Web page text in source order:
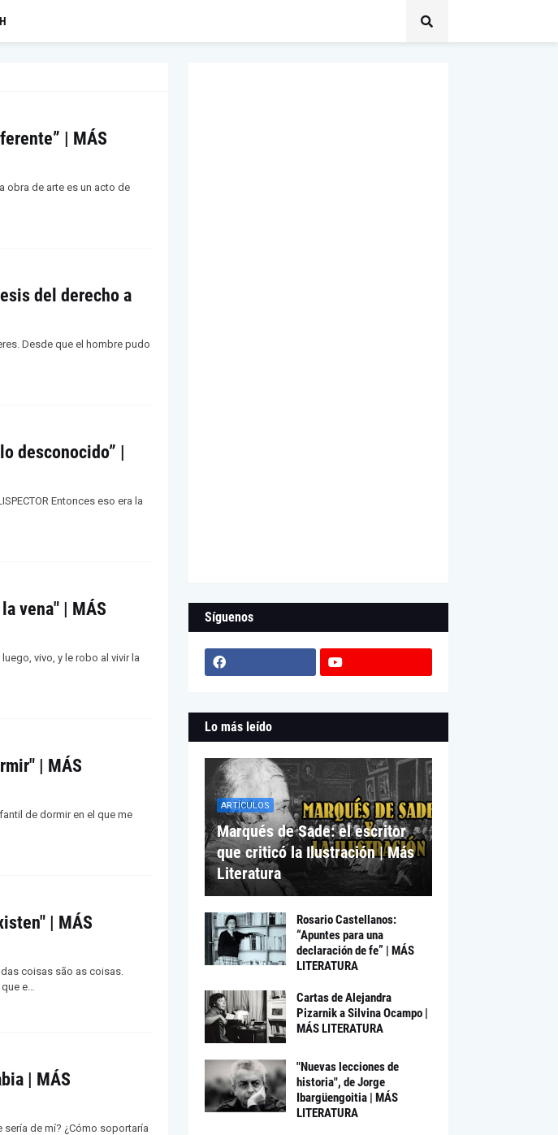
| MÁS
obra de arte es un acto de
del derecho a
Desde que el hombre pudo
desconocido” |
Entonces eso era la
vena" | MÁS
vivo, y le robo al vivir la
| MÁS
de dormir en el que me
| MÁS
das coisas são as coisas.
e…
| MÁS
sería de mí? ¿Cómo soportaría
Síguenos
Lo más leído
ARTÍCULOS
Marqués de Sade: el escritor
que criticó la Ilustración | Más
Literatura
Rosario Castellanos:
“Apuntes para una
declaración de fe” | MÁS
LITERATURA
Cartas de Alejandra
Pizarnik a Silvina Ocampo |
MÁS LITERATURA
"Nuevas lecciones de
historia", de Jorge
Ibargüengoitia | MÁS
LITERATURA